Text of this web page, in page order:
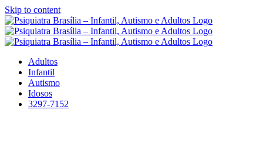
Skip to content
Adultos
Infantil
Autismo
Idosos
3297-7152